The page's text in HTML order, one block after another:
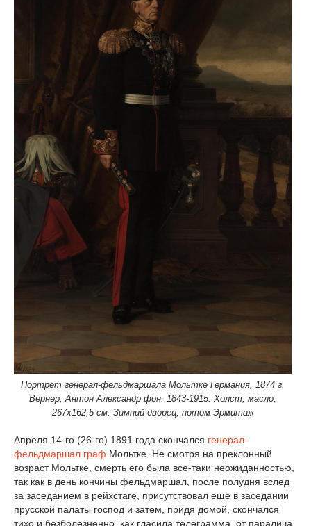
Портрет генерал-фельдмаршала Мольтке Германия, 1874 г.
Вернер, Антон Александр фон. 1843-1915. Холст, масло,
267х162,5 см. Зимний дворец, потом Эрмитаж
Апреля 14-го (26-го) 1891 года скончался генерал-
фельдмаршал граф Мольтке. Не смотря на преклонный
возраст Мольтке, смерть его была все-таки неожиданностью,
так как в день кончины фельдмаршал, после полудня вслед
за заседанием в рейхстаге, присутствовал еще в заседании
прусской палаты господ и затем, придя домой, скончался
тихо и безболезненно, как гласила телеграмма, от паралича